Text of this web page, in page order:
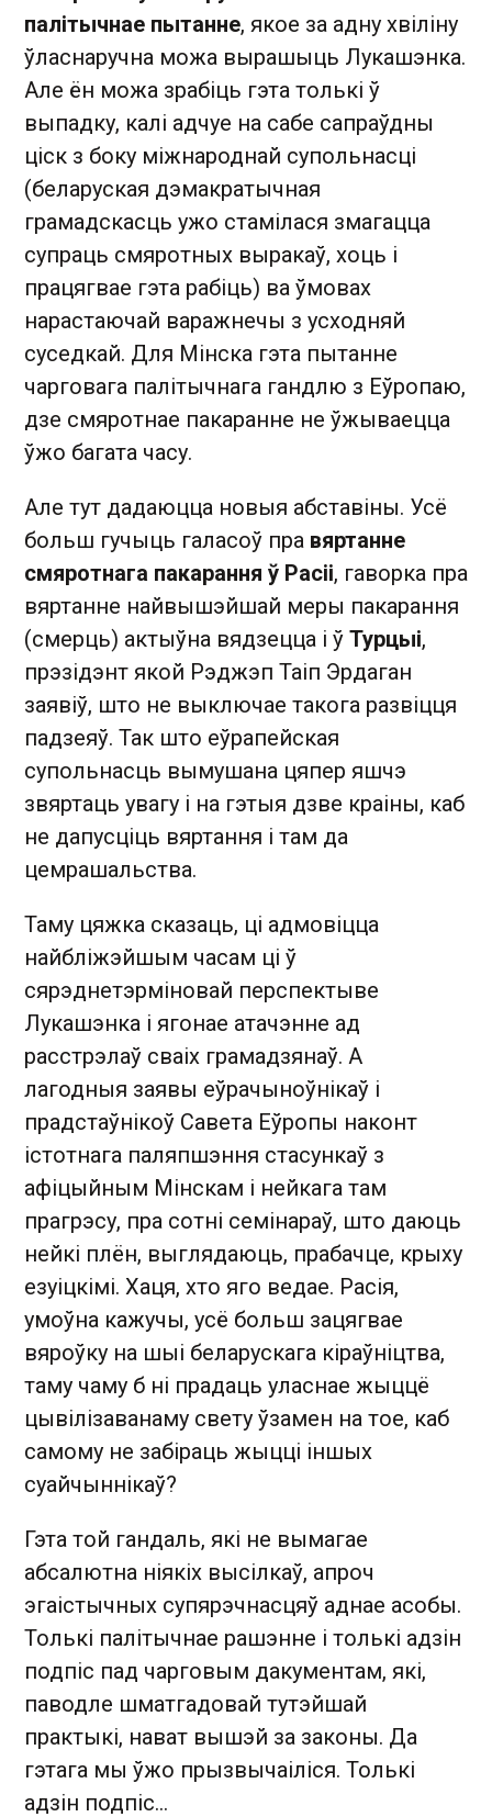
палітычнае пытанне, якое за адну хвіліну
ўласнаручна можа вырашыць Лукашэнка.
Але ён можа зрабіць гэта толькі ў
выпадку, калі адчуе на сабе сапраўдны
ціск з боку міжнароднай супольнасці
(беларуская дэмакратычная
грамадскасць ужо стамілася змагацца
супраць смяротных выракаў, хоць і
працягвае гэта рабіць) ва ўмовах
нарастаючай варажнечы з усходняй
суседкай. Для Мінска гэта пытанне
чарговага палітычнага гандлю з Еўропаю,
дзе смяротнае пакаранне не ўжываецца
ўжо багата часу.
Але тут дадаюцца новыя абставіны. Усё
больш гучыць галасоў пра вяртанне
смяротнага пакарання ў Расіі, гаворка пра
вяртанне найвышэйшай меры пакарання
(смерць) актыўна вядзецца і ў Турцыі,
прэзідэнт якой Рэджэп Таіп Эрдаган
заявіў, што не выключае такога развіцця
падзеяў. Так што еўрапейская
супольнасць вымушана цяпер яшчэ
звяртаць увагу і на гэтыя дзве краіны, каб
не дапусціць вяртання і там да
цемрашальства.
Таму цяжка сказаць, ці адмовіцца
найбліжэйшым часам ці ў
сярэднетэрміновай перспектыве
Лукашэнка і ягонае атачэнне ад
расстрэлаў сваіх грамадзянаў. А
лагодныя заявы еўрачыноўнікаў і
прадстаўнікоў Савета Еўропы наконт
істотнага паляпшэння стасункаў з
афіцыйным Мінскам і нейкага там
прагрэсу, пра сотні семінараў, што даюць
нейкі плён, выглядаюць, прабачце, крыху
езуіцкімі. Хаця, хто яго ведае. Расія,
умоўна кажучы, усё больш зацягвае
вяроўку на шыі беларускага кіраўніцтва,
таму чаму б ні прадаць уласнае жыццё
цывілізаванаму свету ўзамен на тое, каб
самому не забіраць жыцці іншых
суайчыннікаў?
Гэта той гандаль, які не вымагае
абсалютна ніякіх высілкаў, апроч
эгаістычных супярэчнасцяў аднае асобы.
Толькі палітычнае рашэнне і толькі адзін
подпіс пад чарговым дакументам, які,
паводле шматгадовай тутэйшай
практыкі, нават вышэй за законы. Да
гэтага мы ўжо прызвычаіліся. Толькі
адзін подпіс…